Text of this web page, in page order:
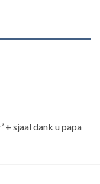
+ sjaal dank u papa